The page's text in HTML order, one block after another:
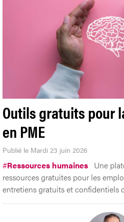
Outils gratuits pour
en PME
Publié le Mardi 23 juin 2026
#Ressources humaines Une
ressources gratuites pour les
entretiens gratuits et confidentiels